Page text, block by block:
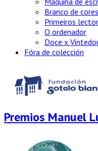
Branco de cores
Primeiros
O ordenador
Doce x
Fóra de colección
Premios Manuel